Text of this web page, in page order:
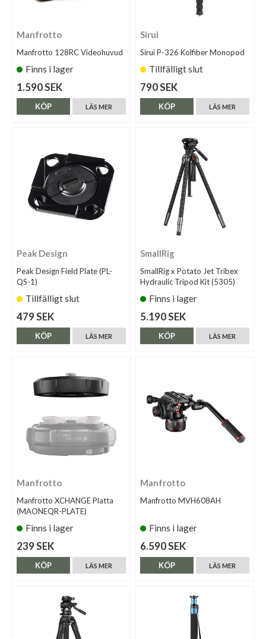
Manfrotto
Manfrotto 128RC Videohuvud
Finns i lager
1.590 SEK
LÄS MER
KÖP
Sirui
Sirui P-326 Kolfiber Monopod
Tillfälligt slut
790 SEK
LÄS MER
KÖP
Peak Design
Peak Design Field Plate (PL-
QS-1)
Tillfälligt slut
479 SEK
LÄS MER
KÖP
SmallRig
SmallRig x Potato Jet Tribex
Hydraulic Tripod Kit (5305)
Finns i lager
5.190 SEK
LÄS MER
KÖP
Manfrotto
Manfrotto XCHANGE Platta
(MAONEQR-PLATE)
Finns i lager
239 SEK
LÄS MER
KÖP
Manfrotto
Manfrotto MVH608AH
Finns i lager
6.590 SEK
LÄS MER
KÖP